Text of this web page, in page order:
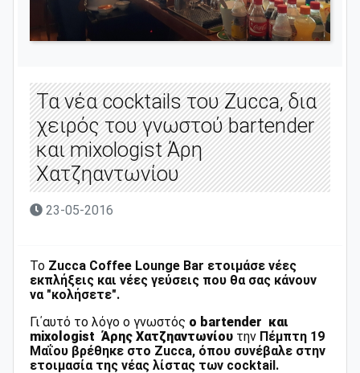
Τα νέα cocktails του Zucca, δια
χειρός του γνωστού bartender
και mixologist Άρη
Χατζηαντωνίου
23-05-2016
Το Zucca Coffee Lounge Bar ετοιμάσε νέες
εκπλήξεις και νέες γεύσεις που θα σας κάνουν
να "κολήσετε".
Γι΄αυτό το λόγο ο γνωστός ο bartender και
mixologist Άρης Χατζηαντωνίου την Πέμπτη 19
Μαΐου βρέθηκε στο Zucca, όπου συνέβαλε στην
ετοιμασία της νέας λίστας των cocktail.